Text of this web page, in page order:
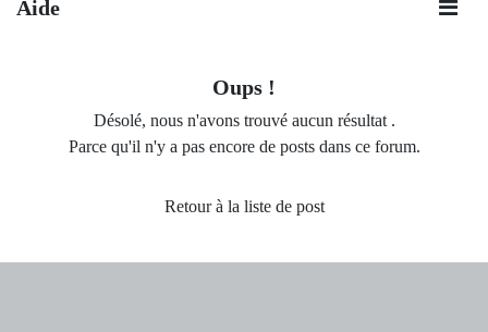
Aide
Oups !
Désolé, nous n'avons trouvé aucun résultat .
Parce qu'il n'y a pas encore de posts dans ce forum.
Retour à la liste de post